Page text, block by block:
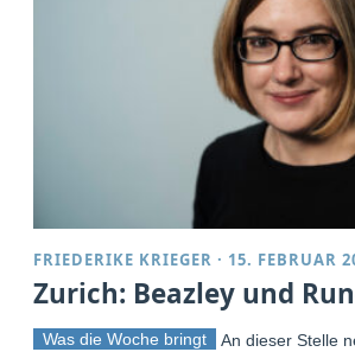
FRIEDERIKE KRIEGER · 15. FEBRUAR
Zurich: Beazley und
Was die Woche bringt
An dieser Stelle